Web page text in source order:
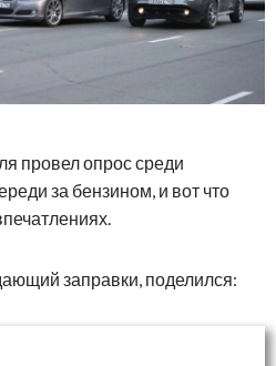
провел опрос среди
за бензином, и вот что
заправки, поделился: